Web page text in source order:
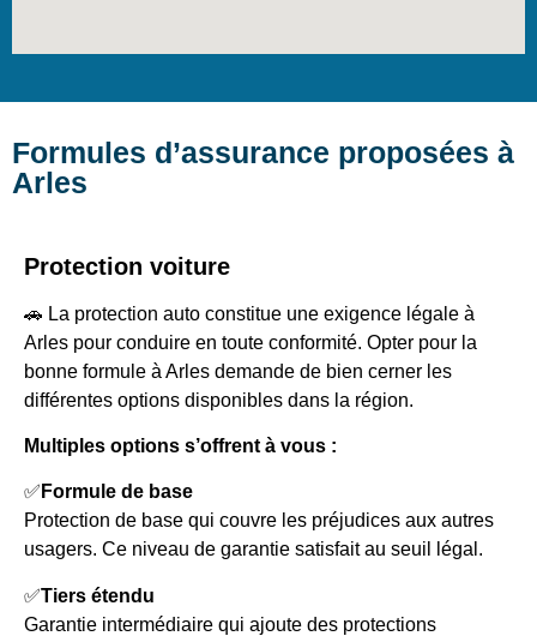
Formules d’assurance proposées à
Arles
Protection voiture
🚗 La protection auto constitue une exigence légale à
Arles pour conduire en toute conformité. Opter pour la
bonne formule à Arles demande de bien cerner les
différentes options disponibles dans la région.
Multiples options s’offrent à vous :
✅ Formule de base
Protection de base qui couvre les préjudices aux autres
usagers. Ce niveau de garantie satisfait au seuil légal.
✅Tiers étendu
Garantie intermédiaire qui ajoute des protections